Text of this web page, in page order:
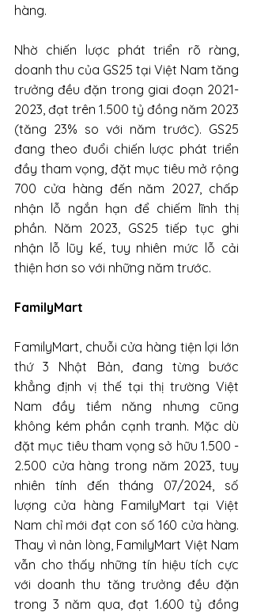
hàng.
Nhờ chiến lược phát triển rõ ràng,
doanh thu của GS25 tại Việt Nam tăng
trưởng đều đặn trong giai đoạn 2021-
2023, đạt trên 1.500 tỷ đồng năm 2023
(tăng 23% so với năm trước). GS25
đang theo đuổi chiến lược phát triển
đầy tham vọng, đặt mục tiêu mở rộng
700 cửa hàng đến năm 2027, chấp
nhận lỗ ngắn hạn để chiếm lĩnh thị
phần. Năm 2023, GS25 tiếp tục ghi
nhận lỗ lũy kế, tuy nhiên mức lỗ cải
thiện hơn so với những năm trước.
FamilyMart
FamilyMart, chuỗi cửa hàng tiện lợi lớn
thứ 3 Nhật Bản, đang từng bước
khẳng định vị thế tại thị trường Việt
Nam đầy tiềm năng nhưng cũng
không kém phần cạnh tranh. Mặc dù
đặt mục tiêu tham vọng sở hữu 1.500 -
2.500 cửa hàng trong năm 2023, tuy
nhiên tính đến tháng 07/2024, số
lượng cửa hàng FamilyMart tại Việt
Nam chỉ mới đạt con số 160 cửa hàng.
Thay vì nản lòng, FamilyMart Việt Nam
vẫn cho thấy những tín hiệu tích cực
với doanh thu tăng trưởng đều đặn
trong 3 năm qua, đạt 1.600 tỷ đồng